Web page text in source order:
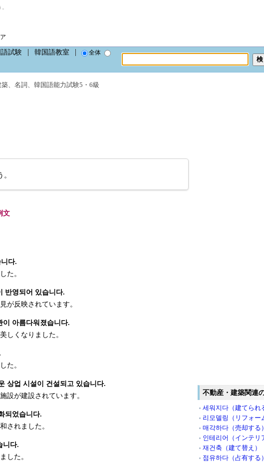
試験 韓国語教室
全体
築、 名詞 、 韓国語能力試験5・6級
文
다.
た。
반영되어 있습니다.
が反映されています。
이 아름다워졌습니다.
しくなりました。
た。
상업 시설이 건설되고 있습니다.
設が建設されています。
되었습니다.
されました。
니다.
した。
不動産・建築関連
세워지다（建てられ
리모델링（リフォー
매각하다（売却する）
인테리어（インテリ
재건축（建て替え）
점유하다（占有する）